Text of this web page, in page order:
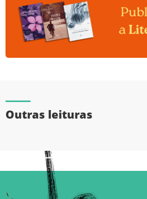
Outras leituras